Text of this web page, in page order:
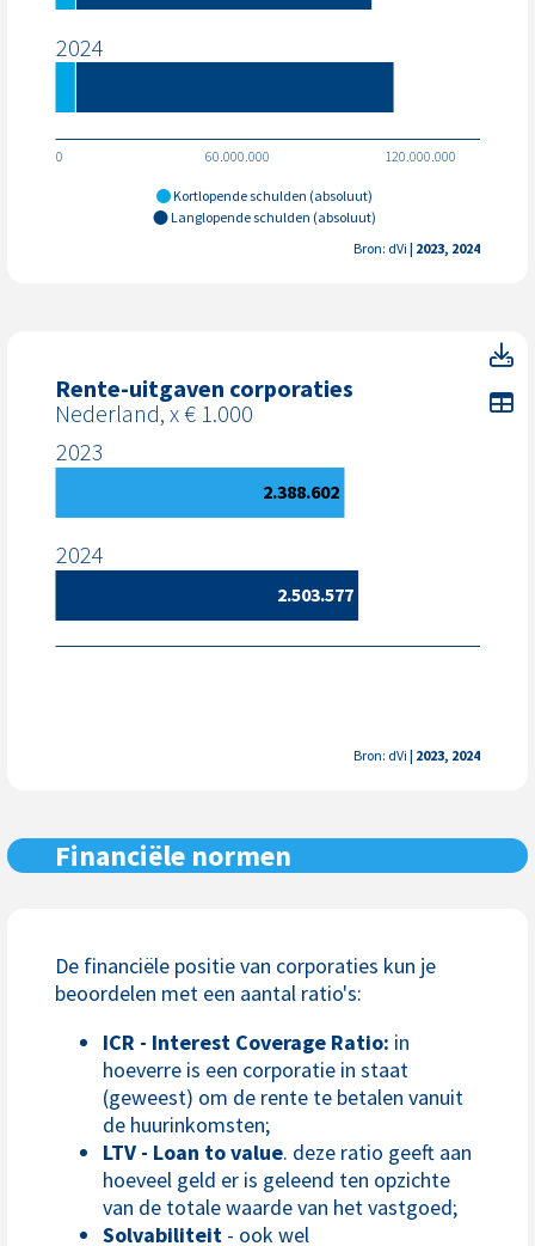
Kortlopende schulden (absoluut)
Langlopende schulden (absoluut)
0 60.000.000 120.000.000
2024
Bron: dVi | 2023, 2024
Rente-uitgaven corporaties
Nederland, x € 1.000
2024
2023
2.503.577
2.388.602
Bron: dVi | 2023, 2024
Financiële normen
De financiële positie van corporaties kun je
beoordelen met een aantal ratio's:
ICR - Interest Coverage Ratio: in
hoeverre is een corporatie in staat
(geweest) om de rente te betalen vanuit
de huurinkomsten;
LTV - Loan to value. deze ratio geeft aan
hoeveel geld er is geleend ten opzichte
van de totale waarde van het vastgoed;
Solvabiliteit - ook wel